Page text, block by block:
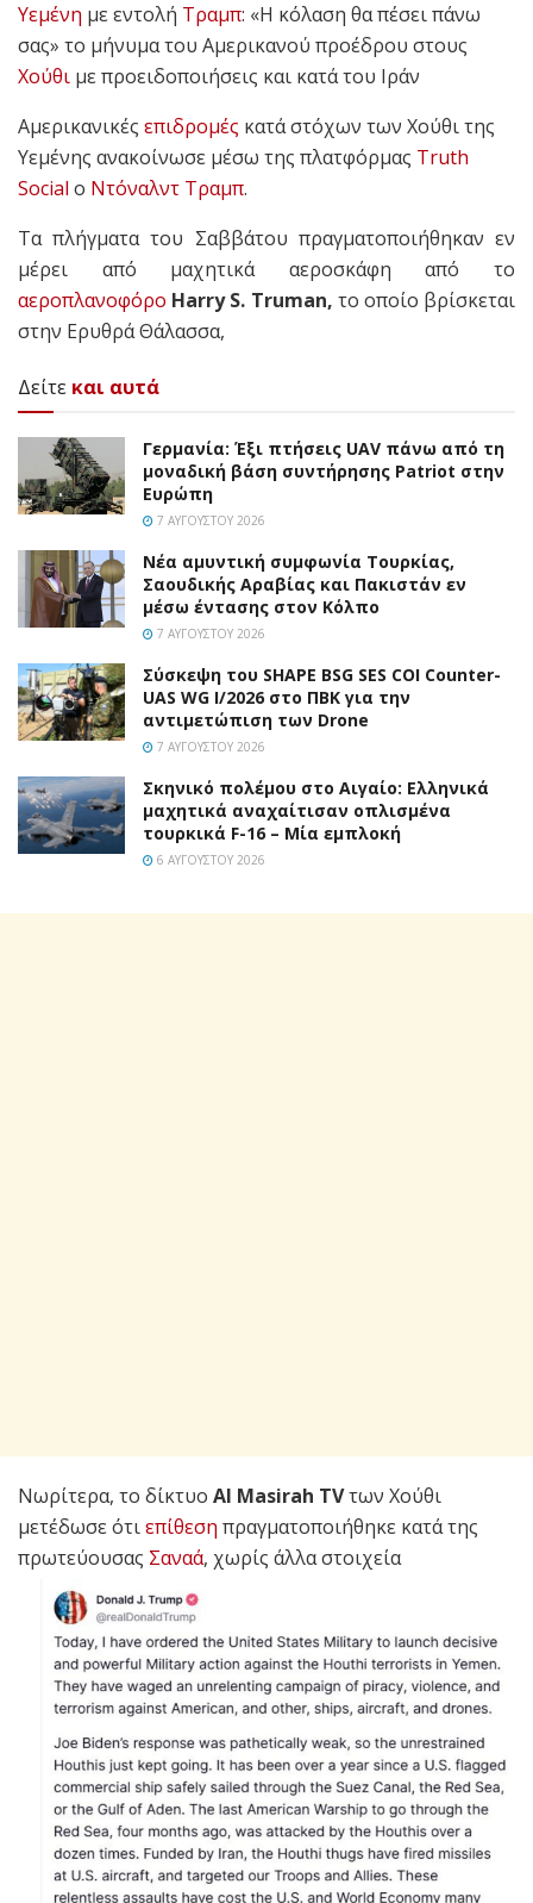
Υεμένη με εντολή Τραμπ: «Η κόλαση θα πέσει πάνω
σας» το μήνυμα του Αμερικανού προέδρου στους
Χούθι με προειδοποιήσεις και κατά του Ιράν
Αμερικανικές επιδρομές κατά στόχων των Χούθι της
Υεμένης ανακοίνωσε μέσω της πλατφόρμας Truth
Social ο Ντόναλντ Τραμπ.
Τα πλήγματα του Σαββάτου πραγματοποιήθηκαν εν
μέρει από μαχητικά αεροσκάφη από το
αεροπλανοφόρο Harry S. Truman, το οποίο βρίσκεται
στην Ερυθρά Θάλασσα,
Δείτε και αυτά
Γερμανία: Έξι πτήσεις UAV πάνω από τη
μοναδική βάση συντήρησης Patriot στην
Ευρώπη
7 ΑΥΓΟΎΣΤΟΥ 2026
Νέα αμυντική συμφωνία Τουρκίας,
Σαουδικής Αραβίας και Πακιστάν εν
μέσω έντασης στον Κόλπο
7 ΑΥΓΟΎΣΤΟΥ 2026
Σύσκεψη του SHAPE BSG SES COI Counter-
UAS WG I/2026 στο ΠΒΚ για την
αντιμετώπιση των Drone
7 ΑΥΓΟΎΣΤΟΥ 2026
Σκηνικό πολέμου στο Αιγαίο: Ελληνικά
μαχητικά αναχαίτισαν οπλισμένα
τουρκικά F-16 – Μία εμπλοκή
6 ΑΥΓΟΎΣΤΟΥ 2026
Νωρίτερα, το δίκτυο Al Masirah TVτων Χούθι
μετέδωσε ότιεπίθεση πραγματοποιήθηκε κατά της
πρωτεύουσας Σαναά, χωρίς άλλα στοιχεία